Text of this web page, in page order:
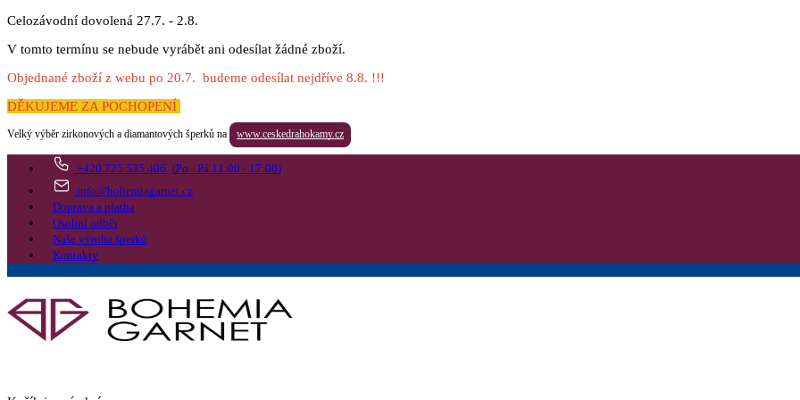
Celozávodní dovolená 27.7. - 2.8.
V tomto termínu se nebude vyrábět ani odesílat žádné zboží.
Objednané zboží z webu po 20.7. budeme odesílat nejdříve 8.8. !!!
DĚKUJEME ZA POCHOPENÍ
Velký výběr zirkonových a diamantových šperků na www.ceskedrahokamy.cz
+420 725 535 406 (Po - Pá 11:00 - 17:00)
info@bohemiagarnet.cz
Doprava a platba
Osobní odběr
Naše výroba šperků
Kontakty